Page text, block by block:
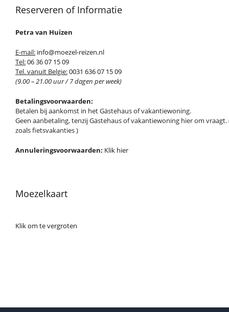
Reserveren of Informatie
Petra van Huizen
E-mail: info@moezel-reizen.nl
Tel:06 36 07 15 09
Tel. vanuit Belgie:0031 636 07 15 09
(9.00 – 21.00 uur / 7 dagen per week)
Betalingsvoorwaarden:
Betalen bij aankomst in het Gästehaus of vakantiewoning.
Geen aanbetaling, tenzij Gästehaus of vakantiewoning hier om
zoals fietsvakanties )
Annuleringsvoorwaarden: Klik hier
Moezelkaart
Klik om te vergroten